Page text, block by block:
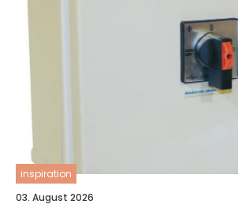
inspiration
03. August 2026